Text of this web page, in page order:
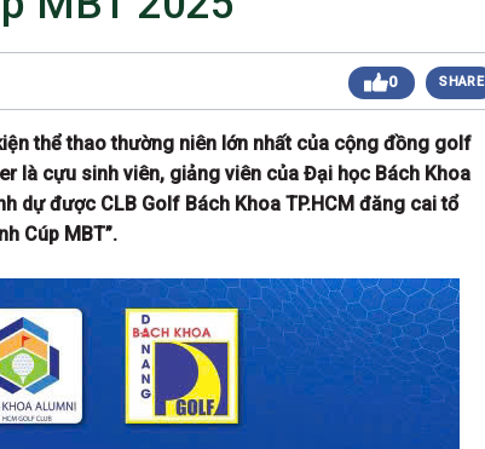
Giải Golf Gia Đình lần 1 (Family Golf Tournament
Giải Golf Doanh nghiệp và Thương hiệu Việt Nam
lần thứ 22 (Business Vietnam Cup 22)
Giải Golf Vô địch các CLB toàn quốc Lần 1
(Vietnam Golf Club Championship 2024)
Giải Cặp Đôi Hoàn Hảo Lần 3 (Perfect Golf Couple
3)
Giải Golf Cặp đôi hoàn hảo Lần 2 (Perfect Golf
Giải Golf Business & Brand VN Championship 20
0 SHARE
thể thao thường niên lớn nhất của cộng đồng golf
là cựu sinh viên, giảng viên của Đại học Bách Khoa
dự được CLB Golf Bách Khoa TP.HCM đăng cai tổ
Cúp MBT”.